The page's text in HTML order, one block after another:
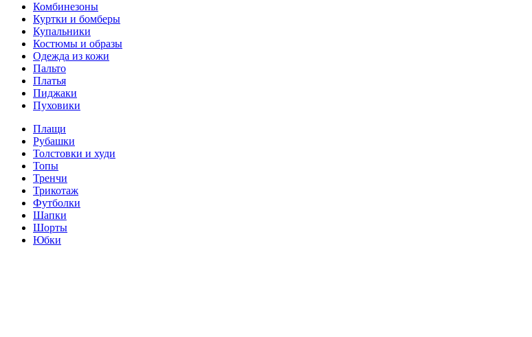
Комбинезоны
Куртки и бомберы
Купальники
Костюмы и образы
Одежда из кожи
Пальто
Платья
Пиджаки
Пуховики
Плащи
Рубашки
Толстовки и худи
Топы
Тренчи
Трикотаж
Футболки
Шапки
Шорты
Юбки